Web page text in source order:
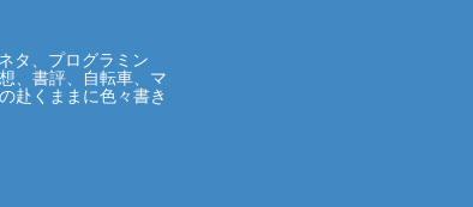
タ、プログラミン
、書評、自転車、マ
赴くままに色々書き